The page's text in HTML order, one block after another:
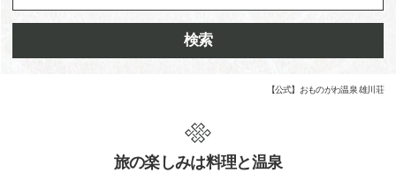
検索
【公式】おものがわ温泉 雄川荘
旅の楽しみは料理と温泉